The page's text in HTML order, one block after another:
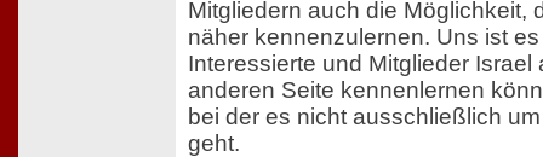
Mitgliedern auch die Möglichkeit,
näher kennenzulernen. Uns ist
Interessierte und Mitglieder Israel
anderen Seite kennenlernen
bei der es nicht ausschließlich
geht.